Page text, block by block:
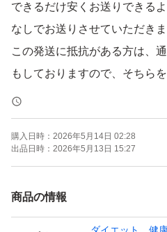
できるだけ安くお送りできる
なしでお送りさせていただきま
この発送に抵抗がある方は、
もしておりますので、そちら
購入日時： 2026年5月14日 02:28
出品日時： 2026年5月13日 15:27
商品の情報